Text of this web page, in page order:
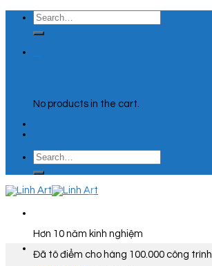
Skip
content
Search
for:
No products in the cart.
Search
for:
Hơn 10 năm kinh nghiệm
Đã tô điểm cho hàng 100.000 công trình